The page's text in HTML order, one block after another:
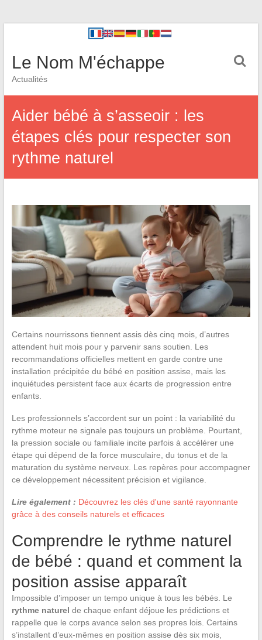
Le Nom M'échappe
Actualités
Aider bébé à s’asseoir : les
étapes clés pour respecter son
rythme naturel
Certains nourrissons tiennent assis dès cinq mois, d’autres
attendent huit mois pour y parvenir sans soutien. Les
recommandations officielles mettent en garde contre une
installation précipitée du bébé en position assise, mais les
inquiétudes persistent face aux écarts de progression entre
enfants.
Les professionnels s’accordent sur un point : la variabilité du
rythme moteur ne signale pas toujours un problème. Pourtant,
la pression sociale ou familiale incite parfois à accélérer une
étape qui dépend de la force musculaire, du tonus et de la
maturation du système nerveux. Les repères pour accompagner
ce développement nécessitent précision et vigilance.
Lire également : Découvrez les clés d'une santé rayonnante
grâce à des conseils naturels et efficaces
Comprendre le rythme naturel
de bébé : quand et comment la
position assise apparaît
Impossible d’imposer un tempo unique à tous les bébés. Le
rythme naturel de chaque enfant déjoue les prédictions et
rappelle que le corps avance selon ses propres lois. Certains
s’installent d’eux-mêmes en position assise dès six mois,